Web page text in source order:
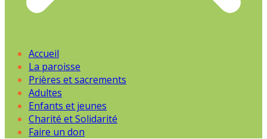
Accueil
La paroisse
Prières et sacrements
Adultes
Enfants et jeunes
Charité et Solidarité
Faire un don